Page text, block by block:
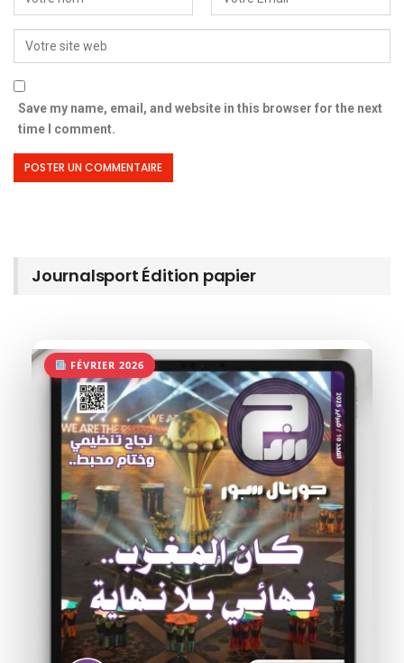
Save my name, email, and website in this browser for the next
time I comment.
Journalsport Édition papier
FÉVRIER 2026